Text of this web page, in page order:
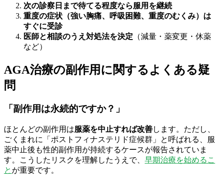
次の診察日まで待てる程度なら服用を継続
重度の症状（強い胸痛、呼吸困難、重度のむくみ）は
すぐに受診
医師と相談のうえ対処法を決定 （減量・薬変更・休薬
など）
AGA治療の副作用に関するよくある疑
問
「副作用は永続的ですか？」
ほとんどの副作用は服薬を中止すれば改善します。ただし、
ごくまれに「ポストフィナステリド症候群」と呼ばれる、服
薬中止後も性的副作用が持続するケースが報告されていま
す。こうしたリスクを理解したうえで、 早期治療を始めるこ
と が重要です。